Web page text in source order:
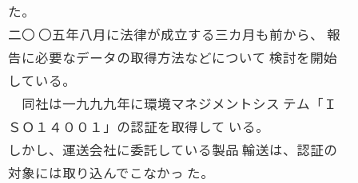
た。
二〇 〇五年八月に法律が成立する三カ月も前から、 報
告に必要なデータの取得方法などについて 検討を開始
している。
同社は一九九九年に環境マネジメントシス テム「Ｉ
ＳＯ１４００１」の認証を取得して いる。
しかし、運送会社に委託している製品 輸送は、認証の
対象には取り込んでこなかっ た。